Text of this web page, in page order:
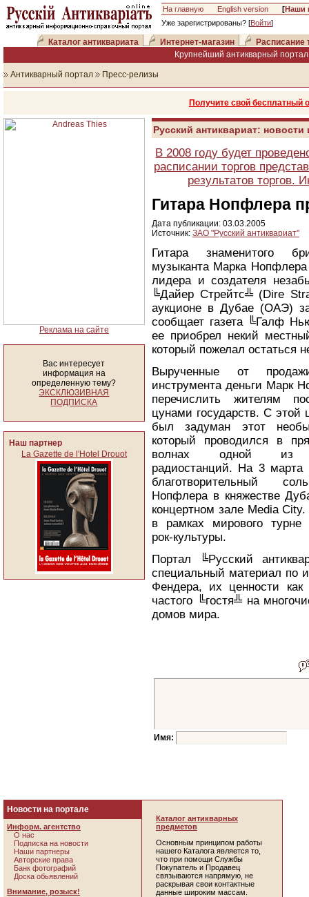
На главную English version [Наши
Уже зарегистрированы? [Войти]
Каталог антиквариата Интернет-магазин
Расписание
Крупнейший антикварный
Антикварный портал Пресс-релизы
Получите свой
Реклама на сайте
Вас интересует
информация на
определенную тему?
ЭКСКЛЮЗИВНАЯ
ПОДПИСКА
Наш партнер
La Gazette de l'Hotel Drouot
Русский антиквариат:
В 2008 году будет
расписании торгов
результатов торгов.
Гитара Нопфлера
Дата публикации: 03.03.2005
Источник: ЗАО "Русский антиквариат"
Гитара знаменитого
музыканта Марка
лидера и создателя
╚Дайер Стрейтс╩ (Dire
аукционе в Дубае (ОАЭ)
сообщает газета ╚Галф
ее приобрел некий
который пожелал остаться
Вырученные от
инструмента деньги Марк
перечислить жителям
цунами государств. С этой
был задуман этот
который проводился в
волнах одной из
радиостанций. На 3 марта
благотворительный
Нопфлера в княжестве
концертном зале Media
в рамках мирового турне
рок-культуры.
Портал ╚Русский
специальный материал по
Фендера, их ценности
частого ╚гостя╩ на
домов мира.
Имя:
Новости на портале
Информ. агентство
О нас
Подписка на новости
Наши партнеры
Авторские права
Банк фотографий
Доска обьявлений
Внимание, розыск!
Каталог антикварных
предметов
Основным принципом работы
нашего Каталога является то,
что при помощи Службы
Покупатель и Продавец
связываются напрямую, не
раскрывая свои контактные
данные широким массам.